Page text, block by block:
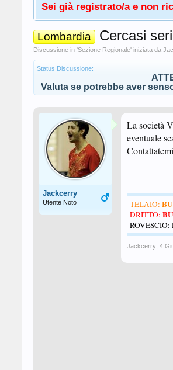
Sei già registrato/a e non
Lombardia Cercasi
Discussione in 'Sezione Regionale' iniziata da
Status Discussione:
Valuta se potrebbe aver
Jackcerry
Utente Noto
La società
eventuale
TELAIO:
DRITTO:
ROVESCIO:
Jackcerry 4